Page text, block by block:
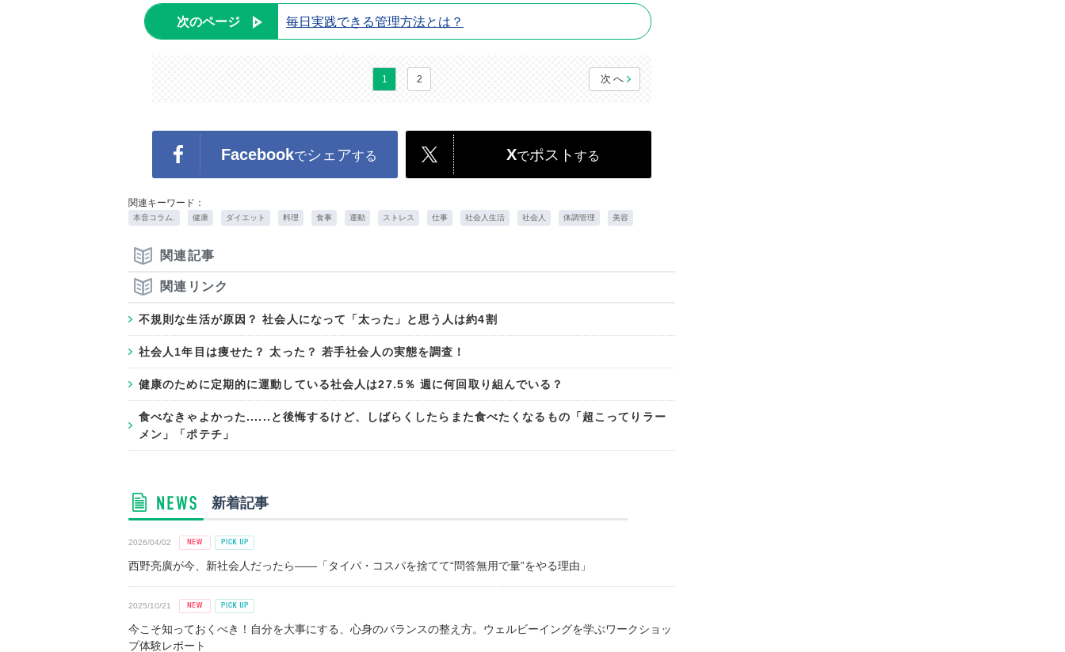
次のページ 毎日実践できる管理方法とは？
1 2 次へ
Facebookでシェアする Xでポスト する
関連キーワード：
本音コラム. 健康 ダイエット 料理 食事 運動 ストレス 仕事 社会人生活 社会人 体調管理 美容
関連記事
関連リンク
不規則な生活が原因？ 社会人になって「太った」と思う人は約4割
​社会人1年目は痩せた？ 太った？ 若手社会人の実態を調査！
健康のために定期的に運動している社会人は27.5％ 週に何回取り組んでいる？
食べなきゃよかった......と後悔するけど、しばらくしたらまた食べたくなるもの「超こってりラー
メン」「ポテチ」
新着記事
2026/04/02
西野亮廣が今、新社会人だったら――「タイパ・コスパを捨てて“問答無用で量”をやる理由」
2025/10/21
今こそ知っておくべき！自分を大事にする、心身のバランスの整え方。ウェルビーイングを学ぶワークショッ
プ体験レポート